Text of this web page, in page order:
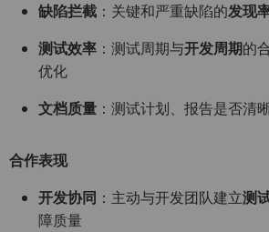
缺陷拦截 ：关键和严重缺陷的发现
测试效率 ：测试周期与开发周期的
优化
文档质量 ：测试计划、报告是否清
合作表现
开发协同 ：主动与开发团队建立测
障质量